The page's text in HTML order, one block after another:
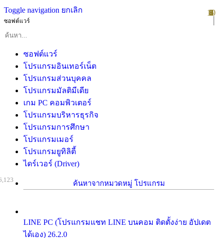
Toggle navigation ยกเลิก
ซอฟต์แวร์
ซอฟต์แวร์
โปรแกรมอินเทอร์เน็ต
โปรแกรมส่วนบุคคล
โปรแกรมมัลติมีเดีย
เกม PC คอมพิวเตอร์
โปรแกรมบริหารธุรกิจ
โปรแกรมการศึกษา
โปรแกรมเมอร์
โปรแกรมยูทิลิตี้
ไดร์เวอร์ (Driver)
ค้นหาจากหมวดหมู่ โปรแกรม
LINE PC (โปรแกรมแชท LINE บนคอม ติดตั้งง่าย อัปเดต
ได้เอง) 26.2.0
1
2
3
4
5
6
7
8
9
10